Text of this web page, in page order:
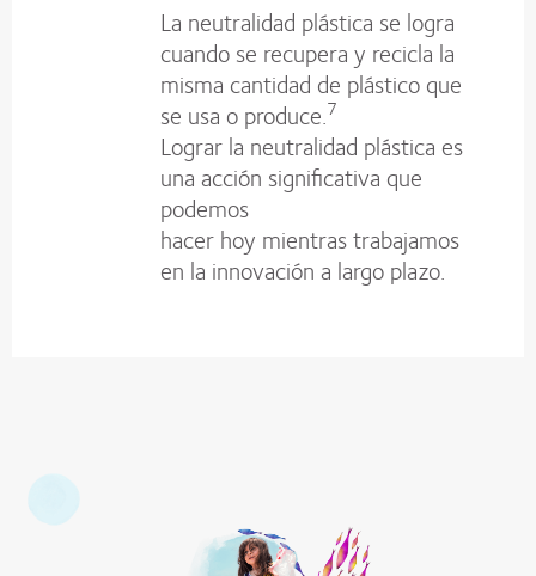
La neutralidad plástica se logra
cuando se recupera y recicla la
misma cantidad de plástico que
se usa o produce.7
Lograr la neutralidad plástica es
una acción significativa que
podemos
hacer hoy mientras trabajamos
en la innovación a largo plazo.